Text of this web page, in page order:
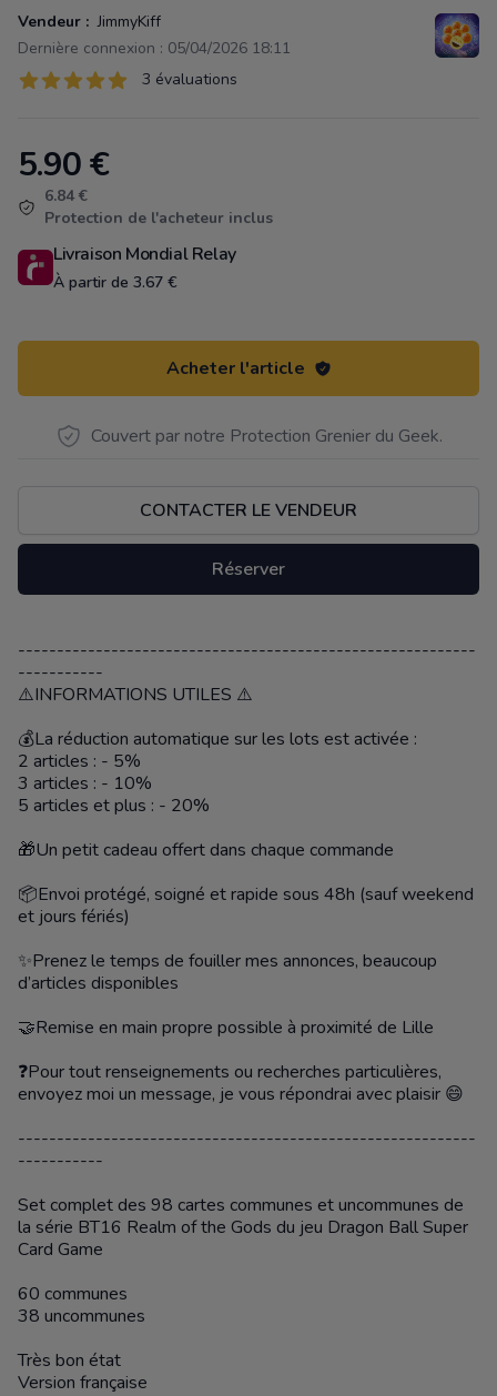
Vendeur : JimmyKiff
Dernière connexion : 05/04/2026 18:11
Évaluations
3 sur 5 étoiles 3 évaluations
Product information
5.90€
6.84 €
Protection de l'acheteur inclus
Livraison Mondial Relay
À partir de 3.67 €
Acheter l'article
Couvert par notre Protection Grenier du Geek.
CONTACTER LE VENDEUR
Réserver
Description
-----------------------------------------------------------
-----------
⚠️INFORMATIONS UTILES ⚠️
💰La réduction automatique sur les lots est activée :
2 articles : - 5%
3 articles : - 10%
5 articles et plus : - 20%
🎁Un petit cadeau offert dans chaque commande
📦Envoi protégé, soigné et rapide sous 48h (sauf weekend
et jours fériés)
✨Prenez le temps de fouiller mes annonces, beaucoup
d’articles disponibles
🤝Remise en main propre possible à proximité de Lille
❓Pour tout renseignements ou recherches particulières,
envoyez moi un message, je vous répondrai avec plaisir 😄
-----------------------------------------------------------
-----------
Set complet des 98 cartes communes et uncommunes de
la série BT16 Realm of the Gods du jeu Dragon Ball Super
Card Game
60 communes
38 uncommunes
Très bon état
Version française